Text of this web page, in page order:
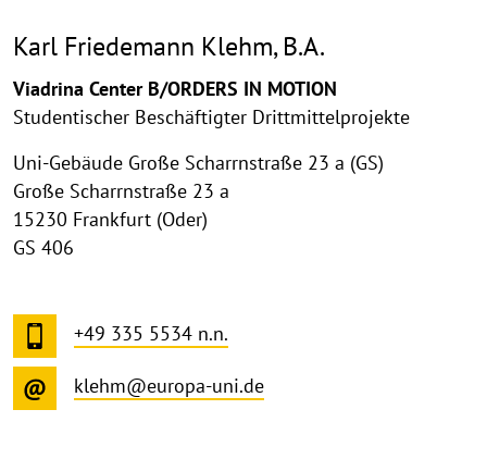
Karl Friedemann Klehm, B.A.
Viadrina Center B/ORDERS IN MOTION
Studentischer Beschäftigter Drittmittelprojekte
Uni-Gebäude Große Scharrnstraße 23 a (GS)
Große Scharrnstraße 23 a
15230 Frankfurt (Oder)
GS 406
+49 335 5534 n.n.
klehm@europa-uni.de